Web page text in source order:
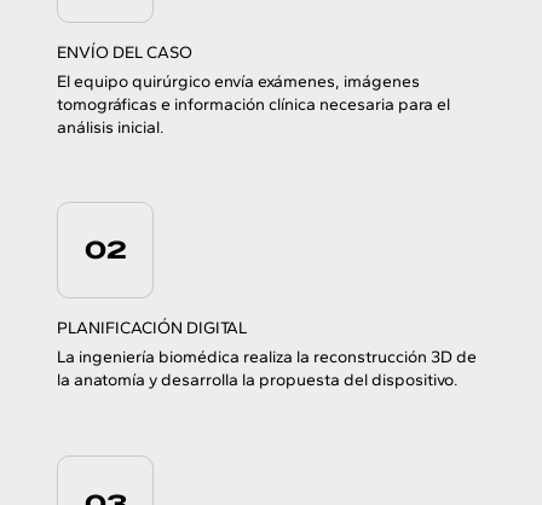
ENVÍO DEL CASO
El equipo quirúrgico envía exámenes, imágenes
tomográficas e información clínica necesaria para el
análisis inicial.
02
PLANIFICACIÓN DIGITAL
La ingeniería biomédica realiza la reconstrucción 3D de
la anatomía y desarrolla la propuesta del dispositivo.